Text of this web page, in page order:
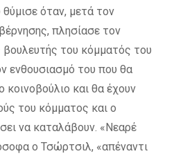
όταν, μετά τον
πλησίασε τον
του κόμματός του
ενθουσιασμό του που θα
κοινοβούλιο και θα έχουν
του κόμματος και ο
να καταλάβουν. «Νεαρέ
ο Τσώρτσιλ, «απέναντι